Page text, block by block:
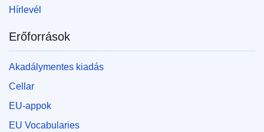
Hírlevél
Erőforrások
Akadálymentes kiadás
Cellar
EU-appok
EU Vocabularies